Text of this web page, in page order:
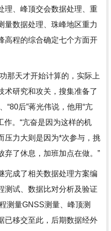
理、峰顶交会数据处理、重
量数据处理、珠峰地区重力
高程的综合确定七个方面开
天才开始计算的，实际上
术研究和攻关，搜集准备了
“80后”蒋光伟说，他用“亢
作。“亢奋是因为这样的机
压力大则是因为*次参与，挑
弃了休息，加班加点在做。”
成了相关数据处理方案编
测试、数据比对分析及验证
测量GNSS测量、峰顶测
已移交至此，后期数据经外